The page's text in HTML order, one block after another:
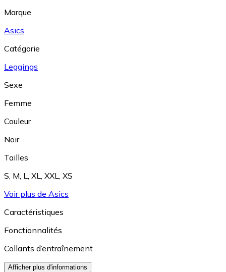
Marque
Asics
Catégorie
Leggings
Sexe
Femme
Couleur
Noir
Tailles
S, M, L, XL, XXL, XS
Voir plus de Asics
Caractéristiques
Fonctionnalités
Collants d’entraînement
Afficher plus d'informations